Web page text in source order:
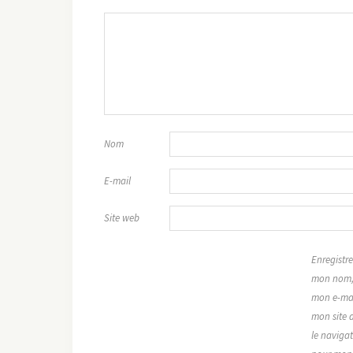
Nom
E-mail
Site web
mon nom,
mon e-
mon site
le